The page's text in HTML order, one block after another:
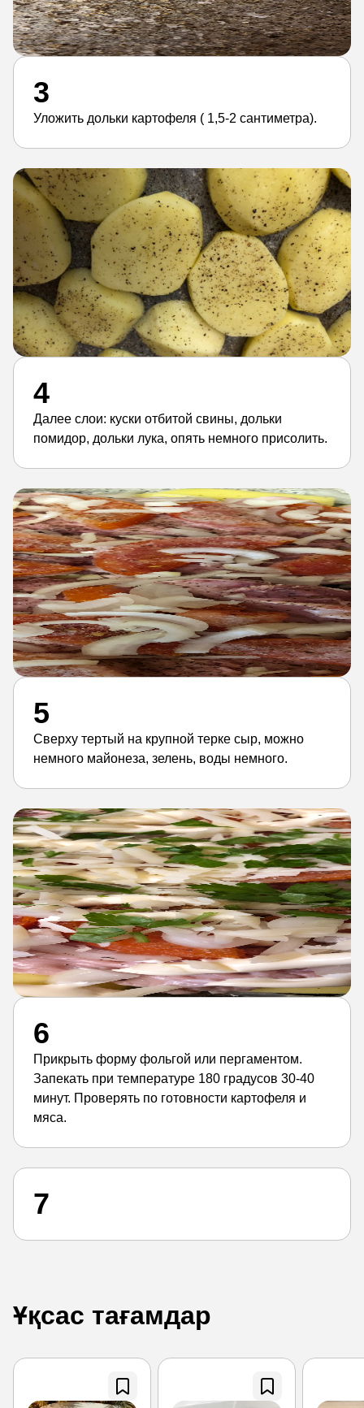
3
Уложить дольки картофеля ( 1,5-2 сантиметра).
4
Далее слои: куски отбитой свины, дольки
помидор, дольки лука, опять немного присолить.
5
Сверху тертый на крупной терке сыр, можно
немного майонеза, зелень, воды немного.
6
Прикрыть форму фольгой или пергаментом.
Запекать при температуре 180 градусов 30-40
минут. Проверять по готовности картофеля и
мяса.
7
Ұқсас тағамдар